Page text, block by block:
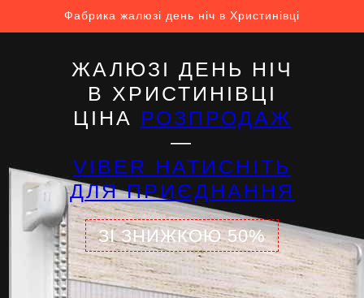
Фабрика жалюзі день ніч в Христинівці
ЖАЛЮЗІ ДЕНЬ НІЧ
В ХРИСТИНІВЦІ
ЦІНА РОЗПРОДАЖ
—
VIBER НАТИСНІТЬ
ДЛЯ ПРИЄДНАННЯ
ЗІ ЗНИЖКОЮ 50%